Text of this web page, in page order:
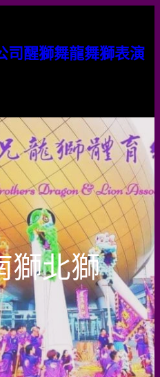
司醒獅舞龍舞獅表演
獅北獅